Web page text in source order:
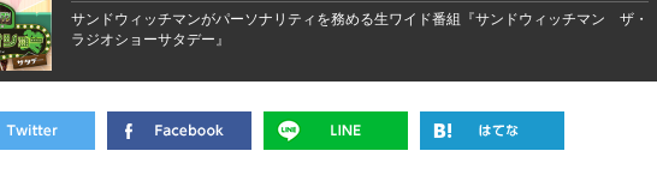
サンドウィッチマンがパーソナリティを務める生ワイド番組『サンドウィッチマン ザ・
ラジオショーサタデー』